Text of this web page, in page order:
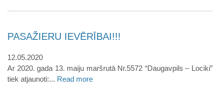
PASAŽIERU IEVĒRĪBAI!!!
12.05.2020
Ar 2020. gada 13. maiju maršrutā Nr.5572 “Daugavpils – Lociki”
tiek atjaunoti:... Read more